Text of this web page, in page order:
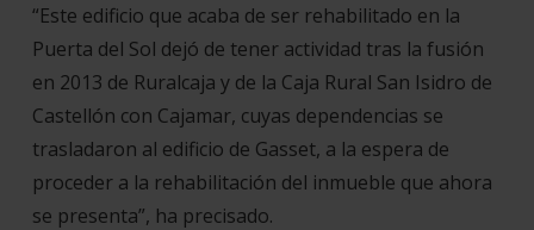
“Este edificio que acaba de ser rehabilitado en la
Puerta del Sol dejó de tener actividad tras la fusión
en 2013 de Ruralcaja y de la Caja Rural San Isidro de
Castellón con Cajamar, cuyas dependencias se
trasladaron al edificio de Gasset, a la espera de
proceder a la rehabilitación del inmueble que ahora
se presenta”, ha precisado.